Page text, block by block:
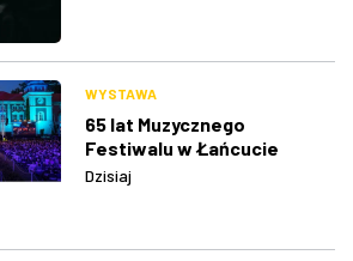
WYSTAWA
65 lat Muzycznego
Festiwalu w Łańcucie
Dzisiaj